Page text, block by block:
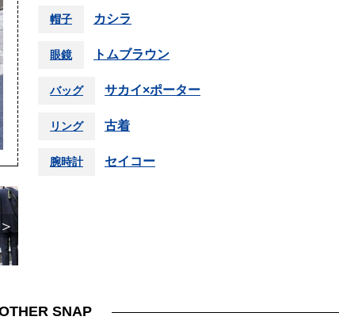
帽子 カシラ
眼鏡 トムブラウン
バッグ サカイ×ポーター
リング 古着
腕時計 セイコー
SNAP